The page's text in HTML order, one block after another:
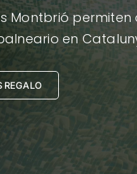
Montbrió
en
REGALO